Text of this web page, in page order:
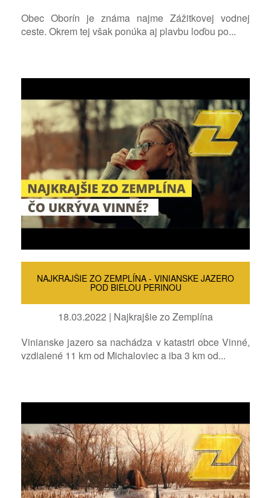
Obec Oborín je známa najme Zážitkovej vodnej
ceste. Okrem tej však ponúka aj plavbu loďou po...
NAJKRAJŠIE ZO ZEMPLÍNA - VINIANSKE JAZERO
POD BIELOU PERINOU
18.03.2022 | Najkrajšie zo Zemplína
Vinianske jazero sa nachádza v katastri obce Vinné,
vzdialené 11 km od Michaloviec a iba 3 km od...